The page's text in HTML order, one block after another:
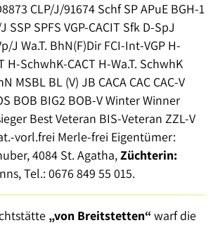
CLP/J/91674 Schf SP APuE BGH-1
SSP SPFS VGP-CACIT Sfk D-SpJ
J Wa.T. BhN(F)Dir FCI-Int-VGP H-
H-SchwhK-CACT H-Wa.T. SchwhK
MSBL BL (V) JB CACA CAC CAC-V
BOB BIG2 BOB-V Winter Winner
Best Veteran BIS-Veteran ZZL-V
vorl.frei Merle-frei Eigentümer:
4084 St. Agatha,Züchterin:
Tel.: 0676 849 55 015.
„von Breitstetten“ warf die